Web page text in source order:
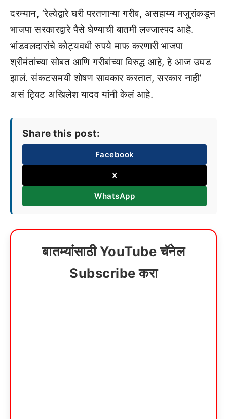
दरम्यान, ‘रेल्वेद्वारे घरी परतणाऱ्या गरीब, असहाय्य मजुरांकडून
भाजपा सरकारद्वारे पैसे घेण्याची बातमी लज्जास्पद आहे.
भांडवलदारांचे कोट्यवधी रुपये माफ करणारी भाजपा
श्रीमंतांच्या सोबत आणि गरीबांच्या विरुद्ध आहे, हे आज उघड
झालं. संकटसमयी शोषण सावकार करतात, सरकार नाही’
असं ट्विट अखिलेश यादव यांनी केलं आहे.
Share this post:
Facebook
X
WhatsApp
बातम्यांसाठी YouTube चॅनेल
Subscribe करा